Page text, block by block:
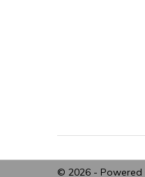
© 2026 - Powered